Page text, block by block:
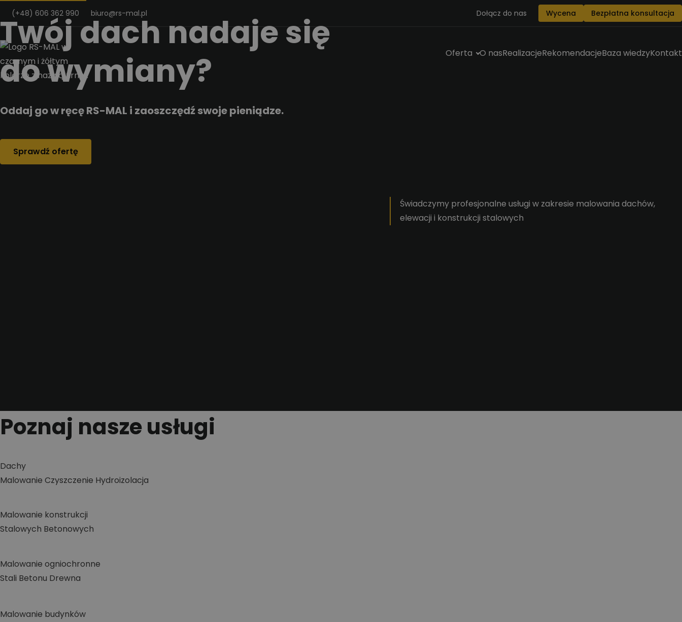
Przejdz do tresci
(+48) 606 362 990 biuro@rs-mal.pl Dołącz do nas Wycena Bezpłatna konsultacja
Oferta O nasRealizacjeRekomendacjeBaza wiedzyKontakt
Twój dach nadaje się
do wymiany?
Oddaj go w ręcę RS-MAL i zaoszczędź swoje pieniądze.
Sprawdź ofertę
Świadczymy profesjonalne usługi w zakresie malowania dachów,
elewacji i konstrukcji stalowych
Poznaj nasze usługi
Dachy
Malowanie Czyszczenie Hydroizolacja
Malowanie konstrukcji
Stalowych Betonowych
Malowanie ogniochronne
Stali Betonu Drewna
Malowanie budynków